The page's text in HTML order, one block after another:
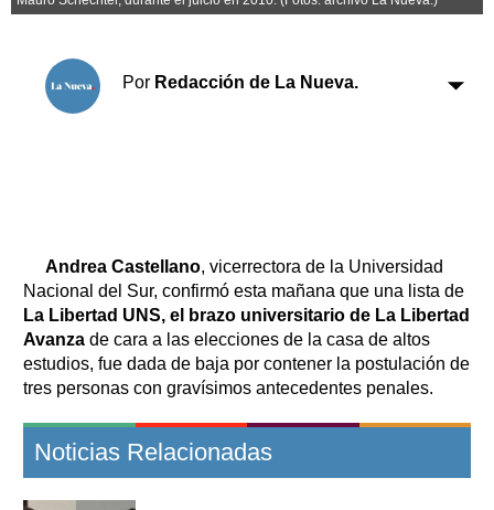
Clasificados
Suplementos
Servicios
Teléfonos de urgencia
Por Redacción de La Nueva.
Andrea Castellano, vicerrectora de la Universidad
Nacional del Sur, confirmó esta mañana que una lista de
La Libertad UNS, el brazo universitario de La Libertad
Avanza de cara a las elecciones de la casa de altos
estudios, fue dada de baja por contener la postulación de
tres personas con gravísimos antecedentes penales.
Noticias Relacionadas